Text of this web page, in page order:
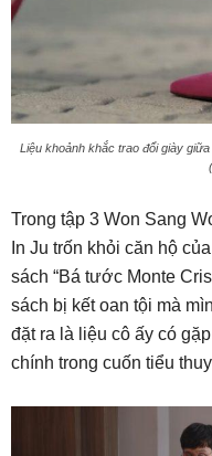
Liệu khoảnh khắc trao đổi giày
Trong tập 3 Won Sang
In Ju trốn khỏi căn hộ
sách “Bá tước Monte
sách bị kết oan tội mà
đặt ra là liệu cô ấy có
chính trong cuốn tiểu